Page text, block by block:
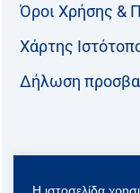
Όροι Χρήσης &
Χάρτης
Δήλωση
Η ιστοσελίδα